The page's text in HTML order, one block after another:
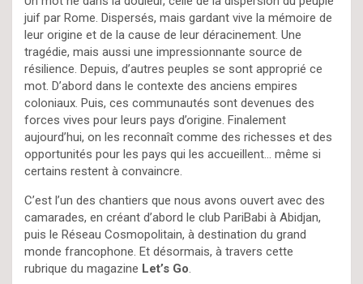
juif par Rome. Dispersés, mais gardant vive la mémoire de
leur origine et de la cause de leur déracinement. Une
tragédie, mais aussi une impressionnante source de
résilience. Depuis, d’autres peuples se sont approprié ce
mot. D’abord dans le contexte des anciens empires
coloniaux. Puis, ces communautés sont devenues des
forces vives pour leurs pays d’origine. Finalement
aujourd’hui, on les reconnaît comme des richesses et des
opportunités pour les pays qui les accueillent… même si
certains restent à convaincre.
C’est l’un des chantiers que nous avons ouvert avec des
camarades, en créant d’abord le club PariBabi à Abidjan,
puis le Réseau Cosmopolitain, à destination du grand
monde francophone. Et désormais, à travers cette
rubrique du magazine Let’s Go